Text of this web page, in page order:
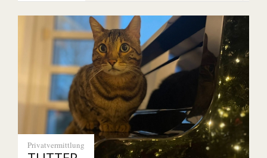
Privatvermittlung